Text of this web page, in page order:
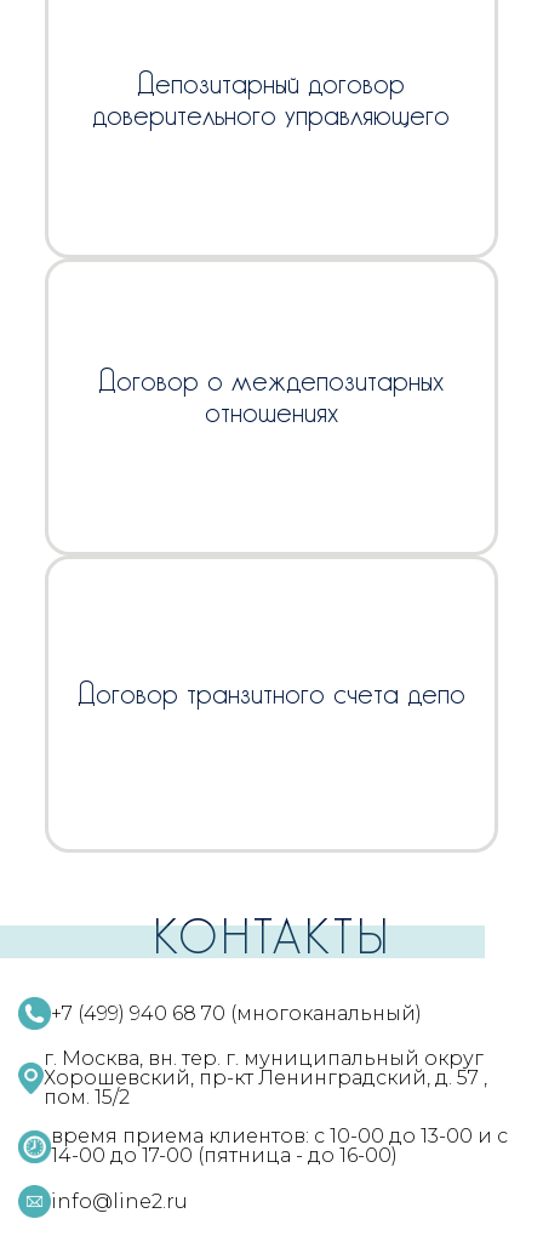
Депозитарный договор
доверительного управляющего
Договор о междепозитарных
отношениях
Договор транзитного счета депо
КОНТАКТЫ
+7 (499) 940 68 70 (многоканальный)
г. Москва, вн. тер. г. муниципальный округ
Хорошевский, пр-кт Ленинградский, д. 57 ,
пом. 15/2
время приема клиентов: с 10-00 до 13-00 и с
14-00 до 17-00 (пятница - до 16-00)
info@line2.ru